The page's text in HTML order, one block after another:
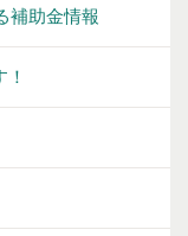
補助金情報